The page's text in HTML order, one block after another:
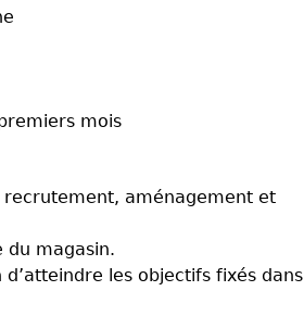
mois
recrutement, aménagement et
du magasin.
les objectifs fixés